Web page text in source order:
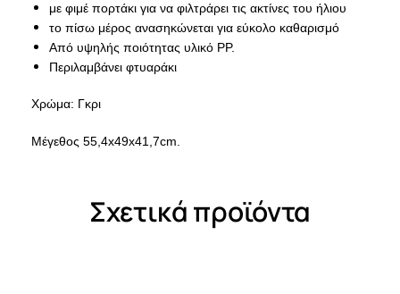
με φιμέ πορτάκι για να φιλτράρει τις ακτίνες του ήλιου
το πίσω μέρος ανασηκώνεται για εύκολο καθαρισμό
Από υψηλής ποιότητας υλικό PP.
Περιλαμβάνει φτυαράκι
Χρώμα: Γκρι
Μέγεθος 55,4x49x41,7cm.
Σχετικά προϊόντα